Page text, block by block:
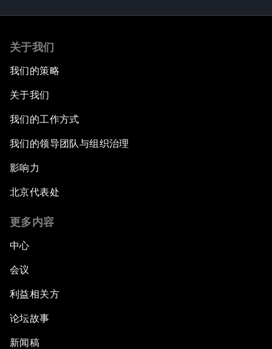
关于我们
我们的策略
关于我们
我们的工作方式
我们的领导团队与组织治理
影响力
北京代表处
更多内容
中心
会议
利益相关方
论坛故事
新闻稿